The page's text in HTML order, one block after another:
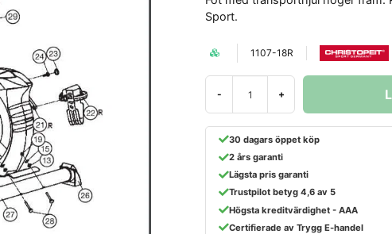
Sport.
1107-18R
- +
30 dagars öppet köp
2 års garanti
Lägsta pris garanti
Trustpilot betyg 4,6 av 5
Högsta kreditvärdighet - AAA
Certifierade av Trygg E-handel